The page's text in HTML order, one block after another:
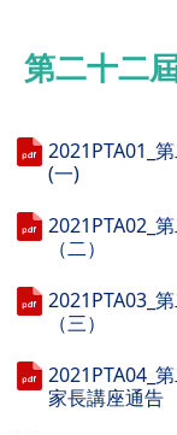
第二十二
2021PTA01_
(一)
2021PTA02_
（二）
2021PTA03_
（三）
2021PTA04_
家長講座通告